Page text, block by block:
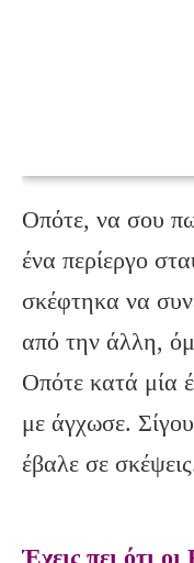
Οπότε, να σου
ένα περίεργο
σκέφτηκα να
από την άλλη,
Οπότε κατά μία
με άγχωσε.
έβαλε σε
Έχεις πει ότι